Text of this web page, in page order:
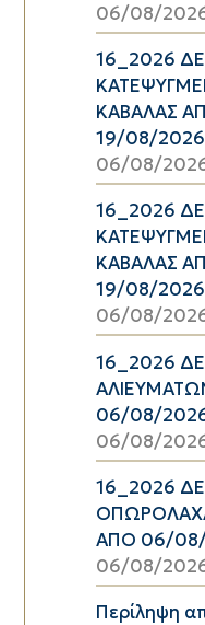
06/08/
16_2026
ΚΑΒΑΛΑΣ
19/08/2026
06/08/
16_2026
ΚΑΒΑΛΑΣ
19/08/2026
06/08/
16_2026
06/08/
06/08/
16_2026
ΑΠΟ 06/
06/08/
Περίληψη